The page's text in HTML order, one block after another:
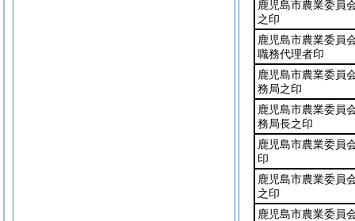
鹿児島市農業委員
之印
鹿児島市農業委員
職務代理者印
鹿児島市農業委員
務局之印
鹿児島市農業委員
務局長之印
鹿児島市農業委員
印
鹿児島市農業委員
之印
鹿児島市農業委員